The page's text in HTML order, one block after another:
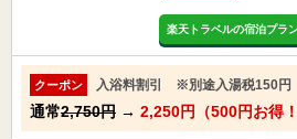
楽天トラベルの宿泊プラ
クーポン 入浴料割引 ※別途入湯税150円
通常2,750円 → 2,250円（500円お得！